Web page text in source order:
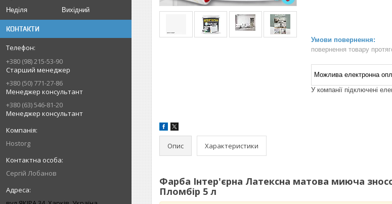
Неділя
Вихідний
КОНТАКТИ
+380 (98) 215-53-90
Старший менеджер
+380 (50) 771-27-86
Менеджер консультант
+380 (63) 546-81-20
Менеджер консультант
Hostorg
Сергій Лобанов
повернення товару
У компанії підключені
Опис Характеристики
Фарба Інтер'єрна Латексна матова миюча
Пломбір 5 л